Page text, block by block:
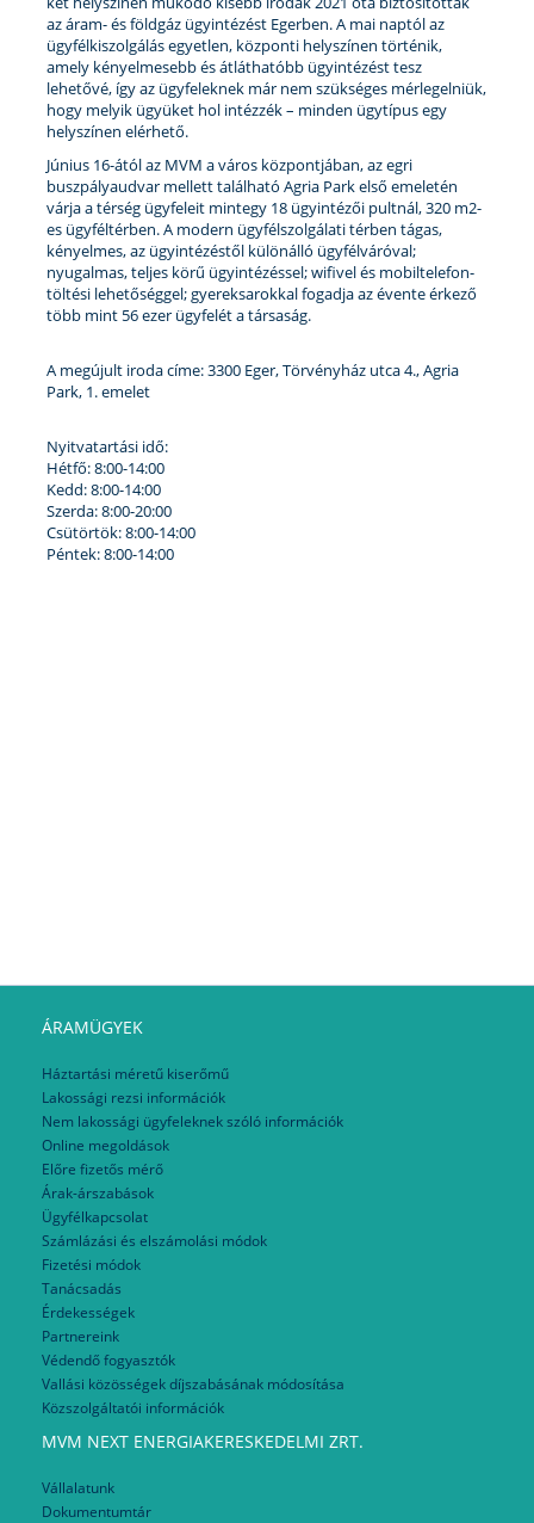
az áram- és földgáz ügyintézést Egerben. A mai naptól az
ügyfélkiszolgálás egyetlen, központi helyszínen történik,
amely kényelmesebb és átláthatóbb ügyintézést tesz
lehetővé, így az ügyfeleknek már nem szükséges mérlegelniük,
hogy melyik ügyüket hol intézzék – minden ügytípus egy
helyszínen elérhető.
Június 16-ától az MVM a város központjában, az egri
buszpályaudvar mellett található Agria Park első emeletén
várja a térség ügyfeleit mintegy 18 ügyintézői pultnál, 320 m2-
es ügyféltérben. A modern ügyfélszolgálati térben tágas,
kényelmes, az ügyintézéstől különálló ügyfélváróval;
nyugalmas, teljes körű ügyintézéssel; wifivel és mobiltelefon-
töltési lehetőséggel; gyereksarokkal fogadja az évente érkező
több mint 56 ezer ügyfelét a társaság.
A megújult iroda címe: 3300 Eger, Törvényház utca 4., Agria
Park, 1. emelet
Nyitvatartási idő:
Hétfő: 8:00-14:00
Kedd: 8:00-14:00
Szerda: 8:00-20:00
Csütörtök: 8:00-14:00
Péntek: 8:00-14:00
ÁRAMÜGYEK
Háztartási méretű kiserőmű
Lakossági rezsi információk
Nem lakossági ügyfeleknek szóló információk
Online megoldások
Előre fizetős mérő
Árak-árszabások
Ügyfélkapcsolat
Számlázási és elszámolási módok
Fizetési módok
Tanácsadás
Érdekességek
Partnereink
Védendő fogyasztók
Vallási közösségek díjszabásának módosítása
Közszolgáltatói információk
MVM NEXT ENERGIAKERESKEDELMI ZRT.
Vállalatunk
Dokumentumtár